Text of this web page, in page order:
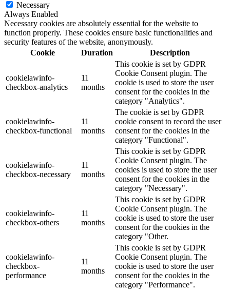
Necessary
Always Enabled
Necessary cookies are absolutely essential for the website to
function properly. These cookies ensure basic functionalities and
security features of the website, anonymously.
Cookie
Duration Description
cookielawinfo-
checkbox-analytics
11
months
This cookie is set by GDPR
Cookie Consent plugin. The
cookie is used to store the user
consent for the cookies in the
category "Analytics".
cookielawinfo-
checkbox-functional
11
months
The cookie is set by GDPR
cookie consent to record the user
consent for the cookies in the
category "Functional".
cookielawinfo-
checkbox-necessary
11
months
This cookie is set by GDPR
Cookie Consent plugin. The
cookies is used to store the user
consent for the cookies in the
category "Necessary".
cookielawinfo-
checkbox-others
11
months
This cookie is set by GDPR
Cookie Consent plugin. The
cookie is used to store the user
consent for the cookies in the
category "Other.
cookielawinfo-
checkbox-
performance
11
months
This cookie is set by GDPR
Cookie Consent plugin. The
cookie is used to store the user
consent for the cookies in the
category "Performance".